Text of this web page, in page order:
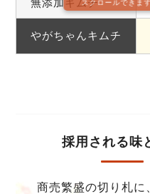
やがちゃんキムチ
スクロールできます
採用される味
商売繁盛の切り札に